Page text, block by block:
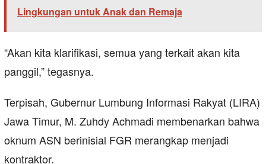
Lingkungan untuk Anak dan Remaja
“Akan kita klarifikasi, semua yang terkait akan kita
panggil,” tegasnya.
Terpisah, Gubernur Lumbung Informasi Rakyat (LIRA)
Jawa Timur, M. Zuhdy Achmadi membenarkan bahwa
oknum ASN berinisial FGR merangkap menjadi
kontraktor.